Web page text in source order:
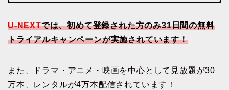
U-NEXTでは、初めて登録された方のみ31日間の無料
トライアルキャンペーンが実施されています！
また、ドラマ・アニメ・映画を中心として見放題が30
万本、レンタルが4万本配信されています！